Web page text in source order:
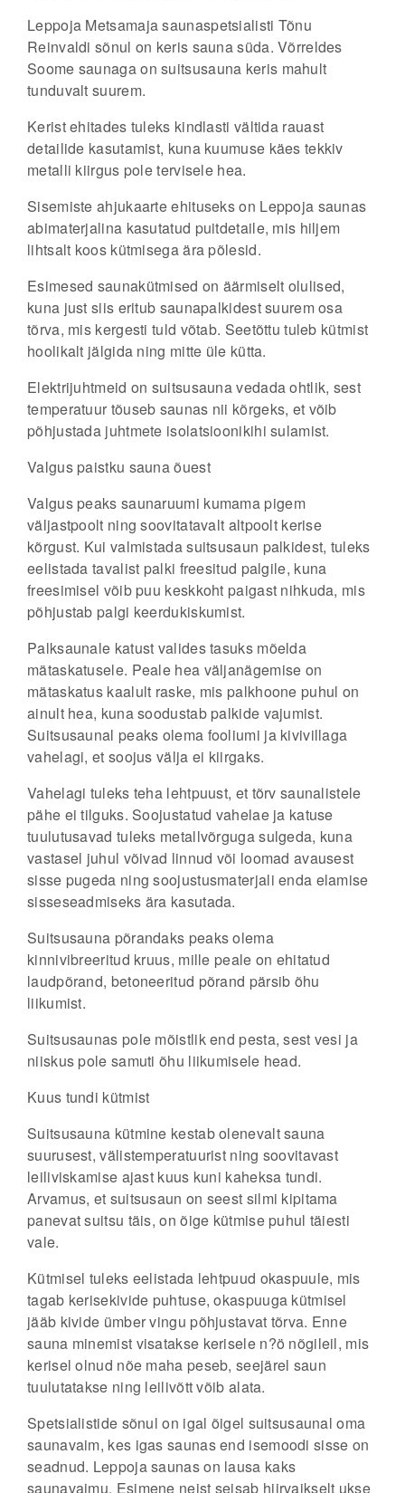
Leppoja Metsamaja saunaspetsialisti Tõnu
Reinvaldi sõnul on keris sauna süda. Võrreldes
Soome saunaga on suitsusauna keris mahult
tunduvalt suurem.
Kerist ehitades tuleks kindlasti vältida rauast
detailide kasutamist, kuna kuumuse käes tekkiv
metalli kiirgus pole tervisele hea.
Sisemiste ahjukaarte ehituseks on Leppoja saunas
abimaterjalina kasutatud puitdetaile, mis hiljem
lihtsalt koos kütmisega ära põlesid.
Esimesed saunakütmised on äärmiselt olulised,
kuna just siis eritub saunapalkidest suurem osa
tõrva, mis kergesti tuld võtab. Seetõttu tuleb kütmist
hoolikalt jälgida ning mitte üle kütta.
Elektrijuhtmeid on suitsusauna vedada ohtlik, sest
temperatuur tõuseb saunas nii kõrgeks, et võib
põhjustada juhtmete isolatsioonikihi sulamist.
Valgus paistku sauna õuest
Valgus peaks saunaruumi kumama pigem
väljastpoolt ning soovitatavalt altpoolt kerise
kõrgust. Kui valmistada suitsusaun palkidest, tuleks
eelistada tavalist palki freesitud palgile, kuna
freesimisel võib puu keskkoht paigast nihkuda, mis
põhjustab palgi keerdukiskumist.
Palksaunale katust valides tasuks mõelda
mätaskatusele. Peale hea väljanägemise on
mätaskatus kaalult raske, mis palkhoone puhul on
ainult hea, kuna soodustab palkide vajumist.
Suitsusaunal peaks olema fooliumi ja kivivillaga
vahelagi, et soojus välja ei kiirgaks.
Vahelagi tuleks teha lehtpuust, et tõrv saunalistele
pähe ei tilguks. Soojustatud vahelae ja katuse
tuulutusavad tuleks metallvõrguga sulgeda, kuna
vastasel juhul võivad linnud või loomad avausest
sisse pugeda ning soojustusmaterjali enda elamise
sisseseadmiseks ära kasutada.
Suitsusauna põrandaks peaks olema
kinnivibreeritud kruus, mille peale on ehitatud
laudpõrand, betoneeritud põrand pärsib õhu
liikumist.
Suitsusaunas pole mõistlik end pesta, sest vesi ja
niiskus pole samuti õhu liikumisele head.
Kuus tundi kütmist
Suitsusauna kütmine kestab olenevalt sauna
suurusest, välistemperatuurist ning soovitavast
leiliviskamise ajast kuus kuni kaheksa tundi.
Arvamus, et suitsusaun on seest silmi kipitama
panevat suitsu täis, on õige kütmise puhul täiesti
vale.
Kütmisel tuleks eelistada lehtpuud okaspuule, mis
tagab kerisekivide puhtuse, okaspuuga kütmisel
jääb kivide ümber vingu põhjustavat tõrva. Enne
sauna minemist visatakse kerisele n?ö nõgileil, mis
kerisel olnud nõe maha peseb, seejärel saun
tuulutatakse ning leilivõtt võib alata.
Spetsialistide sõnul on igal õigel suitsusaunal oma
saunavaim, kes igas saunas end isemoodi sisse on
seadnud. Leppoja saunas on lausa kaks
saunavaimu. Esimene neist seisab hiirvaikselt ukse